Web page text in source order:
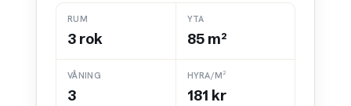
RUM
3 rok
YTA
85 m²
VÅNING
3
HYRA/M²
181 kr